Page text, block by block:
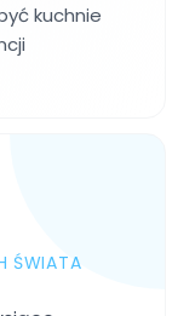
kuchnie
ŚWIATA